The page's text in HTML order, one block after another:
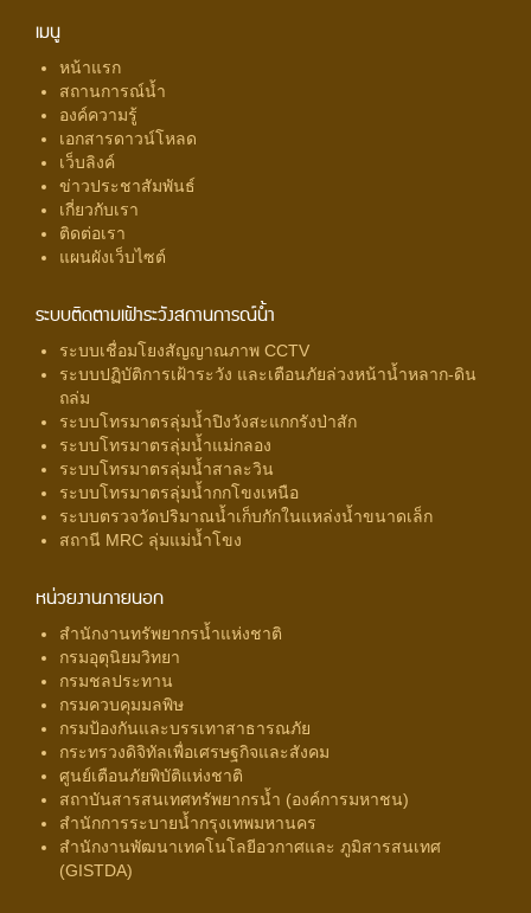
เมนู
หน้าแรก
สถานการณ์น้ำ
องค์ความรู้
เอกสารดาวน์โหลด
เว็บลิงค์
ข่าวประชาสัมพันธ์
เกี่ยวกับเรา
ติดต่อเรา
แผนผังเว็บไซต์
ระบบติดตามเฝ้าระวังสถานการณ์น้ำ
ระบบเชื่อมโยงสัญญาณภาพ CCTV
ระบบปฏิบัติการเฝ้าระวัง และเตือนภัยล่วงหน้าน้ำหลาก-ดิน
ถล่ม
ระบบโทรมาตรลุ่มน้ำปิงวังสะแกกรังป่าสัก
ระบบโทรมาตรลุ่มน้ำแม่กลอง
ระบบโทรมาตรลุ่มน้ำสาละวิน
ระบบโทรมาตรลุ่มน้ำกกโขงเหนือ
ระบบตรวจวัดปริมาณน้ำเก็บกักในแหล่งน้ำขนาดเล็ก
สถานี MRC ลุ่มแม่น้ำโขง
หน่วยงานภายนอก
สำนักงานทรัพยากรน้ำแห่งชาติ
กรมอุตุนิยมวิทยา
กรมชลประทาน
กรมควบคุมมลพิษ
กรมป้องกันและบรรเทาสาธารณภัย
กระทรวงดิจิทัลเพื่อเศรษฐกิจและสังคม
ศูนย์เตือนภัยพิบัติแห่งชาติ
สถาบันสารสนเทศทรัพยากรน้ำ (องค์การมหาชน)
สำนักการระบายน้ำกรุงเทพมหานคร
สำนักงานพัฒนาเทคโนโลยีอวกาศและ ภูมิสารสนเทศ
(GISTDA)